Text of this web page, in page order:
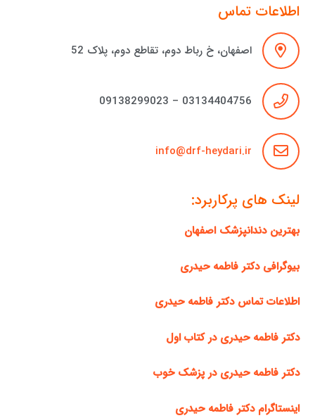
اطلاعات تماس
اصفهان، خ رباط دوم، تقاطع دوم، پلاک 52
03134404756 – 09138299023
info@drf-heydari.ir
لینک های پرکاربرد:
بهترین دندانپزشک اصفهان
بیوگرافی دکتر فاطمه حیدری
اطلاعات تماس دکتر فاطمه حیدری
دکتر فاطمه حیدری در کتاب اول
دکتر فاطمه حیدری در پزشک خوب
اینستاگرام دکتر فاطمه حیدری